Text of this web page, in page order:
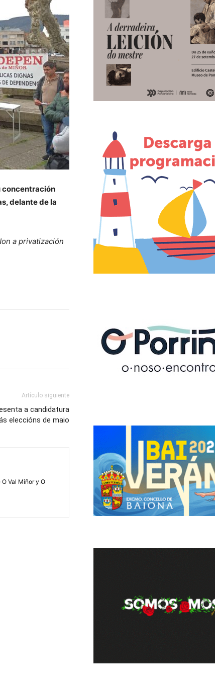
concentración
delante de la
a privatización
Artículo siguiente
a candidatura
eleccións de maio
Val Miñor y O